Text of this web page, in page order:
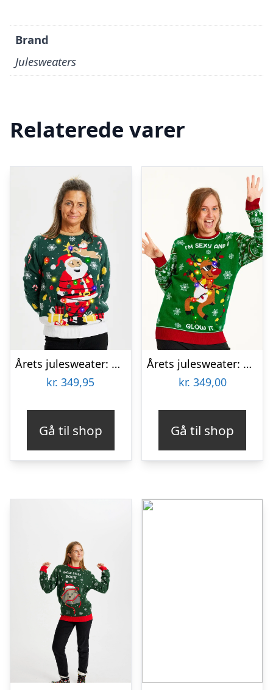
Brand
Julesweaters
Relaterede varer
Årets julesweater: Santa Christmas Star – dame / kvinder. Ugly Christmas Sweater lavet i Danmark
kr. 349,95
Gå til shop
Årets julesweater: Sexy And I Glow It Grøn – dame / kvinder. Ugly Christmas Sweater lavet i Danmark
kr. 349,00
Gå til shop